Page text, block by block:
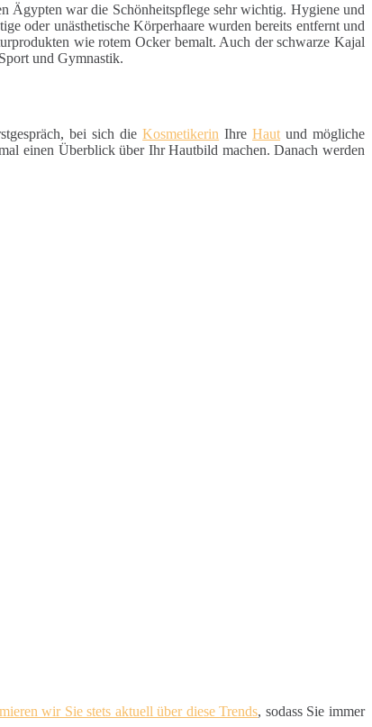
Ägypten war die Schönheitspflege sehr wichtig. Hygiene und
oder unästhetische Körperhaare wurden bereits entfernt und
wie rotem Ocker bemalt. Auch der schwarze Kajal
und Gymnastik.
bei sich dieKosmetikerin IhreHautund mögliche
einen Überblick über Ihr Hautbild machen. Danach werden
wir Sie stets aktuell über diese Trends, sodass Sie immer